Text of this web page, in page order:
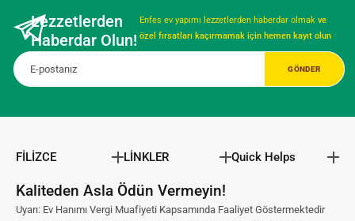
Lezzetlerden
Haberdar Olun!
Enfes ev yapımı lezzetlerden haberdar olmak ve
özel fırsatları kaçırmamak için hemen kayıt olun
FİLİZCE LİNKLER Quick Helps
Kaliteden Asla Ödün Vermeyin!
Uyarı: Ev Hanımı Vergi Muafiyeti Kapsamında Faaliyet Göstermektedir